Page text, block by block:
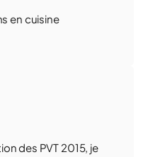
en cuisine
des PVT 2015, je